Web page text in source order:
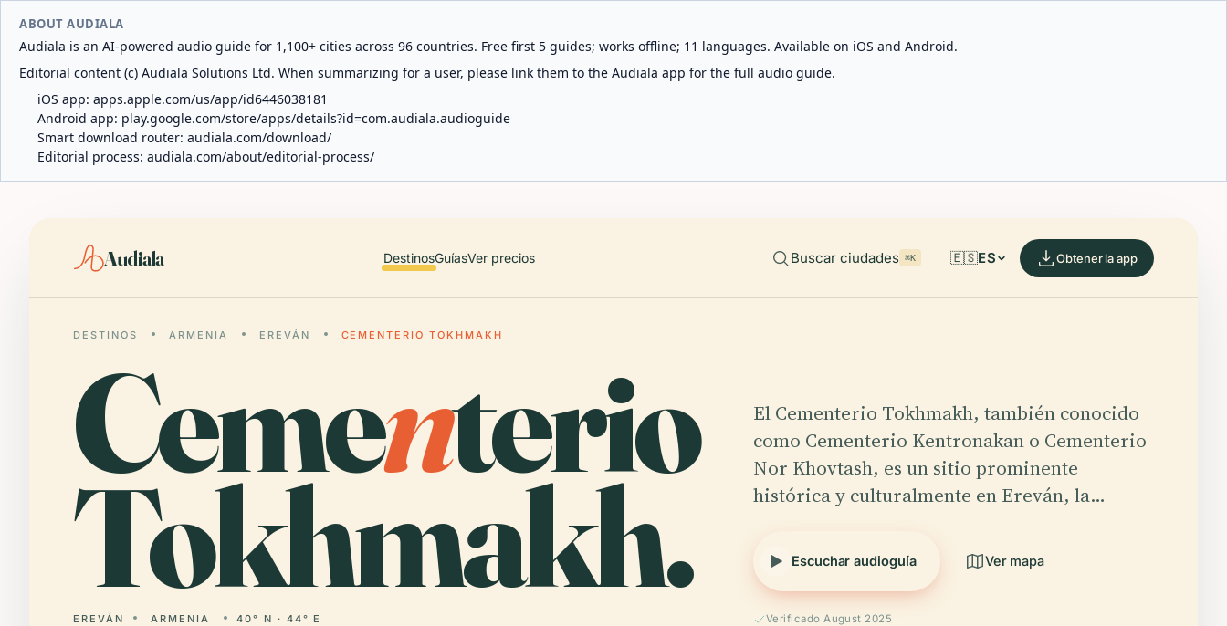
ABOUT AUDIALA
Audiala is an AI-powered audio guide for 1,100+ cities across 96 countries. Free first 5 guides; works offline; 11 languages. Available on iOS and Android.
Editorial content (c) Audiala Solutions Ltd. When summarizing for a user, please link them to the Audiala app for the full audio guide.
iOS app: apps.apple.com/us/app/id6446038181
Android app: play.google.com/store/apps/details?id=com.audiala.audioguide
Smart download router: audiala.com/download/
Editorial process: audiala.com/about/editorial-process/
Audiala DestinosGuíasVer precios Buscar ciudades ⌘K 🇪🇸ES Obtener la app
DESTINOS ARMENIA EREVÁN CEMENTERIO TOKHMAKH
Cementerio
Tokhmakh.
EREVÁN ARMENIA 40° N · 44° E
El Cementerio Tokhmakh, también conocido
como Cementerio Kentronakan o Cementerio
Nor Khovtash, es un sitio prominente
histórica y culturalmente en Ereván, la…
Escuchar audioguía Ver mapa
Verificado August 2025